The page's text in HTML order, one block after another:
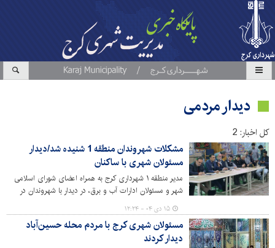
دیدار مردمی
کل اخبار: 2
مشکلات شهروندان منطقه 1 شنیده شد/دیدار
مسئولان شهری با ساکنان
مدیر منطقه ۱ شهرداری کرج به همراه اعضای شورای اسلامی
شهر و مسئولان ادارات آب و برق، در دیدار با شهروندان در
مسجد جامع کرج، به بررسی مشکلات و درخواست‌های
شهروندان پرداختند و بر ثبت و پیگیری موضوعات طرح شده
تأکید کردند.
۱۵ دی ۰۴ - ۱۲:۲۴
مسئولان شهری کرج با مردم محله حسین‌آباد
دیدار کردند